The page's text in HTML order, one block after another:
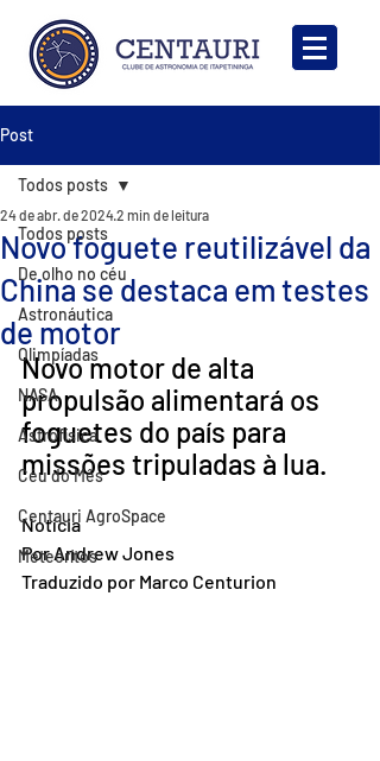
Post
Todos posts
De olho no céu
Astronáutica
Olimpíadas
NASA
Astrofísica
Céu do Mês
Centauri AgroSpace
Meteorítos
Todos posts
Novo foguete reutilizável da
China se destaca em testes
de motor
24 de abr. de 20242 min de leitura
Novo motor de alta
propulsão alimentará os
foguetes do país para
missões tripuladas à lua.
Notícia
Por Andrew Jones
Traduzido por Marco Centurion